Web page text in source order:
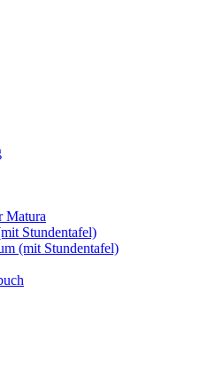
Matura
Stundentafel)
(mit Stundentafel)